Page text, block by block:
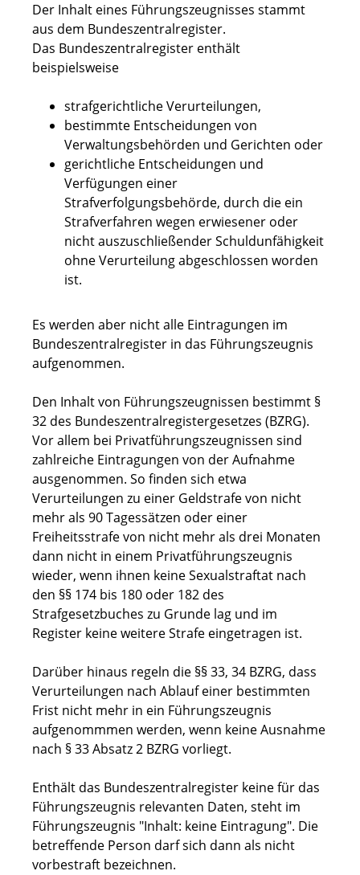
Der Inhalt eines Führungszeugnisses stammt
aus dem Bundeszentralregister.
Das Bundeszentralregister enthält
beispielsweise
strafgerichtliche Verurteilungen,
bestimmte Entscheidungen von
Verwaltungsbehörden und Gerichten oder
gerichtliche Entscheidungen und
Verfügungen einer
Strafverfolgungsbehörde, durch die ein
Strafverfahren wegen erwiesener oder
nicht auszuschließender Schuldunfähigkeit
ohne Verurteilung abgeschlossen worden
ist.
Es werden aber nicht alle Eintragungen im
Bundeszentralregister in das Führungszeugnis
aufgenommen.
Den Inhalt von Führungszeugnissen bestimmt §
32 des Bundeszentralregistergesetzes (BZRG).
Vor allem bei Privatführungszeugnissen sind
zahlreiche Eintragungen von der Aufnahme
ausgenommen. So finden sich etwa
Verurteilungen zu einer Geldstrafe von nicht
mehr als 90 Tagessätzen oder einer
Freiheitsstrafe von nicht mehr als drei Monaten
dann nicht in einem Privatführungszeugnis
wieder, wenn ihnen keine Sexualstraftat nach
den §§ 174 bis 180 oder 182 des
Strafgesetzbuches zu Grunde lag und im
Register keine weitere Strafe eingetragen ist.
Darüber hinaus regeln die §§ 33, 34 BZRG, dass
Verurteilungen nach Ablauf einer bestimmten
Frist nicht mehr in ein Führungszeugnis
aufgenommmen werden, wenn keine Ausnahme
nach § 33 Absatz 2 BZRG vorliegt.
Enthält das Bundeszentralregister keine für das
Führungszeugnis relevanten Daten, steht im
Führungszeugnis "Inhalt: keine Eintragung". Die
betreffende Person darf sich dann als nicht
vorbestraft bezeichnen.